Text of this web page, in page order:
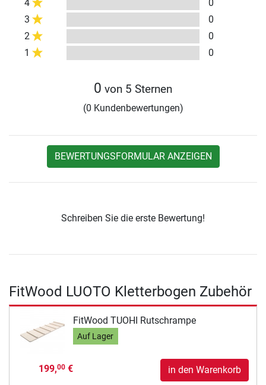
4
0
3
0
2
0
1
0
0 von 5 Sternen
(0 Kundenbewertungen)
BEWERTUNGSFORMULAR ANZEIGEN
Schreiben Sie die erste Bewertung!
FitWood LUOTO Kletterbogen Zubehör
FitWood TUOHI Rutschrampe
Auf Lager
199,00€ in den Warenkorb